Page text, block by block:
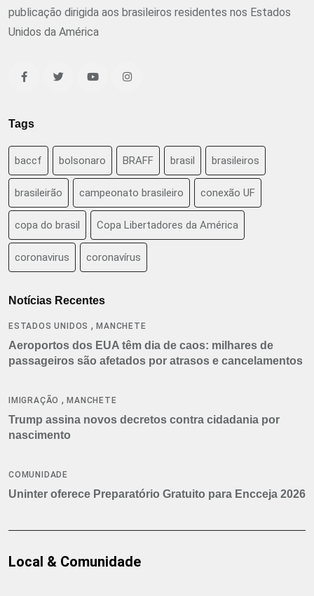
publicação dirigida aos brasileiros residentes nos Estados
Unidos da América
Tags
baccf bolsonaro BRAFF brasil brasileiros
brasileirão campeonato brasileiro conexão UF
copa do brasil Copa Libertadores da América
coronavirus coronavírus
Notícias Recentes
ESTADOS UNIDOS ,MANCHETE
Aeroportos dos EUA têm dia de caos: milhares de
passageiros são afetados por atrasos e cancelamentos
IMIGRAÇÃO ,MANCHETE
Trump assina novos decretos contra cidadania por
nascimento
COMUNIDADE
Uninter oferece Preparatório Gratuito para Encceja 2026
Local & Comunidade